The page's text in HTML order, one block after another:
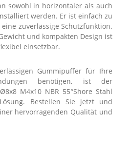
sowohl in horizontaler als auch
werden. Er ist einfach zu
zuverlässige Schutzfunktion.
und kompakten Design ist
einsetzbar.
Gummipuffer für Ihre
benötigen, ist der
M4x10 NBR 55°Shore Stahl
Bestellen Sie jetzt und
hervorragenden Qualität und